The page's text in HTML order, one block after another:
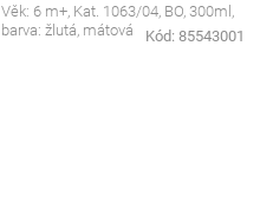
Věk: 6 m+, Kat. 1063/04, BO, 300ml,
barva: žlutá, mátová
Kód: 85543001